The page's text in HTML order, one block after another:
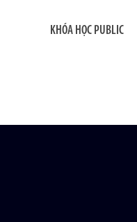
KHÓA HỌC PUBLIC